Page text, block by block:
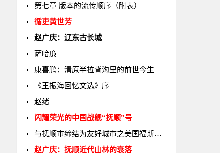
第七章 版本的流传顺序（附表）
循吏黄世芳
赵广庆：辽东古长城
萨哈廉
康喜鹏：清原半拉背沟里的前世今生
《王振海回忆文选》序
赵绪
闪耀荣光的中国战舰“抚顺”号
与抚顺市缔结为友好城市之美国福斯特市
赵广庆：抚顺近代山林的衰落